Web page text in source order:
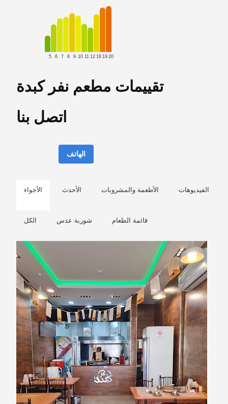
5 6 7 8 9 10 11 12 18 19 20
تقييمات مطعم نفر كبدة
اتصل بنا
الهاتف
الأجواء الأحدث الأطعمة والمشروبات الفيديوهات
الكل شوربة عدس قائمة الطعام